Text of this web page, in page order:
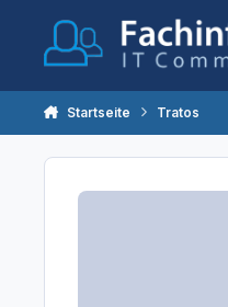
Startseite Tratos